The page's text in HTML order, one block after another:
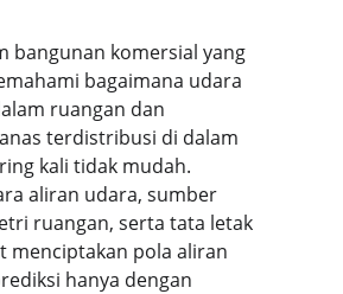
bangunan komersial yang
bagaimana udara
ruangan dan
terdistribusi di dalam
kali tidak mudah.
aliran udara, sumber
ruangan, serta tata letak
menciptakan pola aliran
hanya dengan